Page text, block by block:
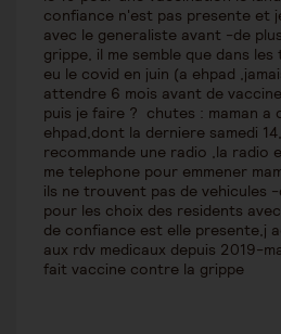
confiance n'est pas presente et
avec le generaliste avant -de
grippe, il me semble que dans
eu le covid en juin (a ehpad
attendre 6 mois avant de
puis je faire ? chutes : maman a
ehpad,dont la derniere samedi
recommande une radio ,la
me telephone pour emmener
ils ne trouvent pas de vehicules
pour les choix des residents
de confiance est elle presente,j
aux rdv medicaux depuis 2019-
fait vaccine contre la grippe